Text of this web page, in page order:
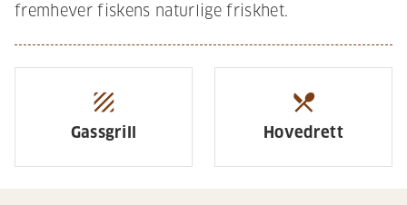
fremhever fiskens naturlige friskhet.
texture
Gassgrill
restaurant_menu
Hovedrett